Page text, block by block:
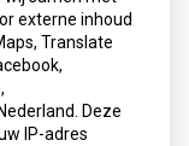
totdat
elektrische als
externe inhoud
Translate
Deze
IP-adres